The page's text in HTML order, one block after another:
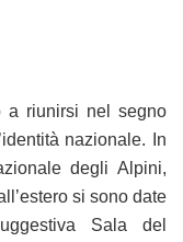
a riunirsi nel segno
nazionale. In
degli Alpini,
si sono date
Sala del